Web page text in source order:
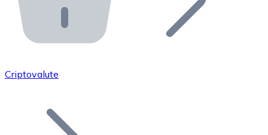
API Bitnovo
Integra la nostra API nel tuo ecosistema.
Unisciti alla nostra rete di rivenditori e
Aggiungi il token del tuo progetto al nostro servizio di
Criptovalute